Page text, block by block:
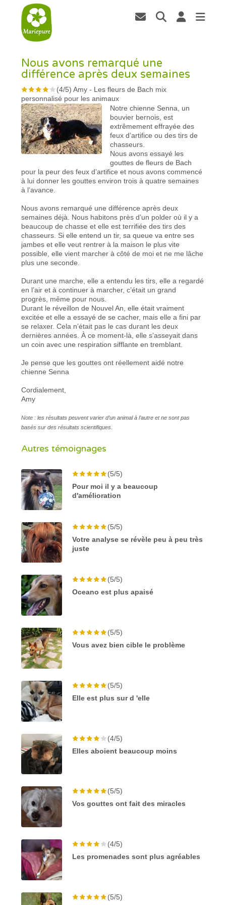
Nous avons remarqué une
différence après deux semaines
(4/5)Amy - Les fleurs de Bach mix
personnalisé pour les animaux
Notre chienne Senna, un
bouvier bernois, est
extrêmement effrayée des
feux d’artifice ou des tirs de
chasseurs.
Nous avons essayé les
gouttes de fleurs de Bach
pour la peur des feux d’artifice et nous avons commencé
à lui donner les gouttes environ trois à quatre semaines
à l’avance.
Nous avons remarqué une différence après deux
semaines déjà. Nous habitons près d’un polder où il y a
beaucoup de chasse et elle est terrifiée des tirs des
chasseurs. Si elle entend un tir, sa queue va entre ses
jambes et elle veut rentrer à la maison le plus vite
possible, elle vient marcher à côté de moi et ne me lâche
plus une seconde.
Durant une marche, elle a entendu les tirs, elle a regardé
en l’air et à continuer à marcher, c’était un grand
progrès, même pour nous.
Durant le réveillon de Nouvel An, elle était vraiment
excitée et elle a essayé de se cacher, mais elle a fini par
se relaxer. Cela n’était pas le cas durant les deux
dernières années. À ce moment-là, elle s’asseyait dans
un coin avec une respiration sifflante en tremblant.
Je pense que les gouttes ont réellement aidé notre
chienne Senna
Cordialement,
Amy
Note : les résultats peuvent varier d’un animal à l’autre et ne sont pas
basés sur des résultats scientifiques.
Autres témoignages
(5/5)
Pour moi il y a beaucoup
d'amélioration
(5/5)
Votre analyse se révèle peu à peu très
juste
(5/5)
Oceano est plus apaisé
(5/5)
Vous avez bien cible le problème
(5/5)
Elle est plus sur d 'elle
(4/5)
Elles aboient beaucoup moins
(5/5)
Vos gouttes ont fait des miracles
(4/5)
Les promenades sont plus agréables
(5/5)